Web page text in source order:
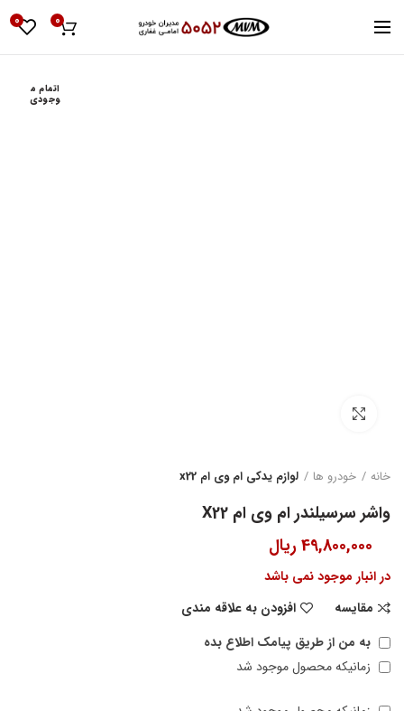
0
0
اتمام م
وجودی
خانه خودرو ها لوازم یدکی ام وی ام x22
واشر سرسیلندر ام وی ام X22
49,800,000 ریال
در انبار موجود نمی باشد
مقایسه
افزودن به علاقه مندی
به من از طریق پیامک اطلاع بده
زمانیکه محصول موجود شد